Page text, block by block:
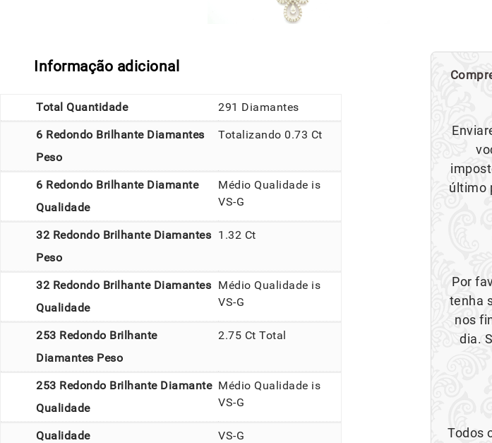
Informação adicional
Total Quantidade 291 Diamantes
6 Redondo Brilhante Diamantes
Peso
Totalizando 0.73 Ct
6 Redondo Brilhante Diamante
Qualidade
Médio Qualidade is
VS-G
32 Redondo Brilhante Diamantes
Peso
1.32 Ct
32 Redondo Brilhante Diamantes
Qualidade
Médio Qualidade is
VS-G
253 Redondo Brilhante
Diamantes Peso
2.75 Ct Total
253 Redondo Brilhante Diamante
Qualidade
Médio Qualidade is
VS-G
Qualidade VS-G
último
Por
tenha
nos
dia.
Todos